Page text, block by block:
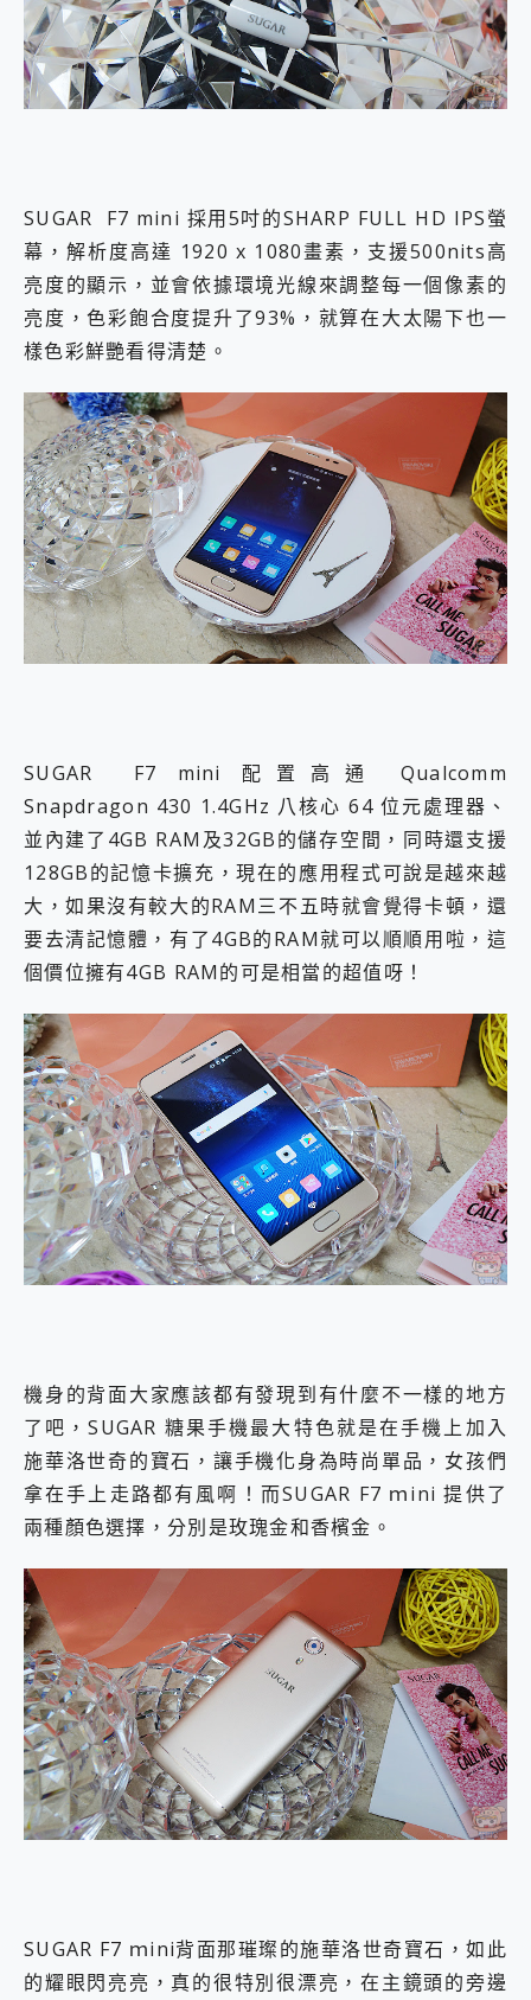
SUGAR F7 mini 採用5吋的SHARP FULL HD IPS螢
幕，解析度高達 1920 x 1080畫素，支援500nits高
亮度的顯示，並會依據環境光線來調整每一個像素的
亮度，色彩飽合度提升了93%，就算在大太陽下也一
樣色彩鮮艷看得清楚。
SUGAR F7 mini 配置高通 Qualcomm
Snapdragon 430 1.4GHz 八核心 64 位元處理器、
並內建了4GB RAM及32GB的儲存空間，同時還支援
128GB的記憶卡擴充，現在的應用程式可說是越來越
大，如果沒有較大的RAM三不五時就會覺得卡頓，還
要去清記憶體，有了4GB的RAM就可以順順用啦，這
個價位擁有4GB RAM的可是相當的超值呀！
機身的背面大家應該都有發現到有什麼不一樣的地方
了吧，SUGAR 糖果手機最大特色就是在手機上加入
施華洛世奇的寶石，讓手機化身為時尚單品，女孩們
拿在手上走路都有風啊！而SUGAR F7 ｍini 提供了
兩種顏色選擇，分別是玫瑰金和香檳金。
SUGAR F7 ｍini背面那璀璨的施華洛世奇寶石，如此
的耀眼閃亮亮，真的很特別很漂亮，在主鏡頭的旁邊